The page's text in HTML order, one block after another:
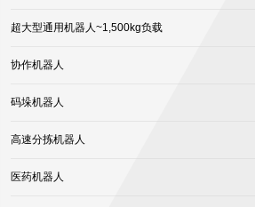
超大型通用机器人~1,500kg负载
协作机器人
码垛机器人
高速分拣机器人
医药机器人